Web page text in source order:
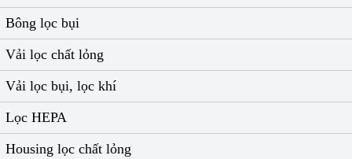
Bông lọc bụi
Vải lọc chất lỏng
Vải lọc bụi, lọc khí
Lọc HEPA
Housing lọc chất lỏng